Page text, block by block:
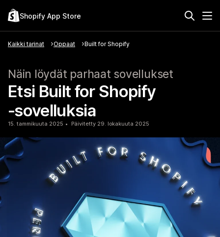
Shopify App Store
Kaikki tarinat Oppaat Built for Shopify
Näin löydät parhaat sovellukset
Etsi Built for Shopify
‑sovelluksia
15. tammikuuta 2025 Päivitetty 29. lokakuuta 2025